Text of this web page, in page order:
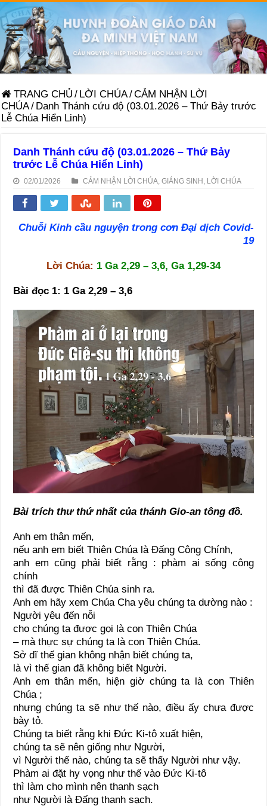
TRANG CHỦ / LỜI CHÚA/CẢM NHẬN LỜI
CHÚA/ Danh Thánh cứu độ (03.01.2026 – Thứ Bảy trước
Lễ Chúa Hiển Linh)
Danh Thánh cứu độ (03.01.2026 – Thứ Bảy
trước Lễ Chúa Hiển Linh)
02/01/2026 CẢM NHẬN LỜI CHÚA ,GIÁNG SINH LỜI CHÚA
Chuỗi Kinh cầu nguyện trong cơn Đại dịch Covid-
19
Lời Chúa: 1 Ga 2,29 – 3,6, Ga 1,29-34
Bài đọc 1: 1 Ga 2,29 – 3,6
Bài trích thư thứ nhất của thánh Gio-an tông đồ.
Anh em thân mến,
nếu anh em biết Thiên Chúa là Đấng Công Chính,
anh em cũng phải biết rằng : phàm ai sống công
chính
thì đã được Thiên Chúa sinh ra.
Anh em hãy xem Chúa Cha yêu chúng ta dường nào :
Người yêu đến nỗi
cho chúng ta được gọi là con Thiên Chúa
– mà thực sự chúng ta là con Thiên Chúa.
Sở dĩ thế gian không nhận biết chúng ta,
là vì thế gian đã không biết Người.
Anh em thân mến, hiện giờ chúng ta là con Thiên
Chúa ;
nhưng chúng ta sẽ như thế nào, điều ấy chưa được
bày tỏ.
Chúng ta biết rằng khi Đức Ki-tô xuất hiện,
chúng ta sẽ nên giống như Người,
vì Người thế nào, chúng ta sẽ thấy Người như vậy.
Phàm ai đặt hy vọng như thế vào Đức Ki-tô
thì làm cho mình nên thanh sạch
như Người là Đấng thanh sạch.